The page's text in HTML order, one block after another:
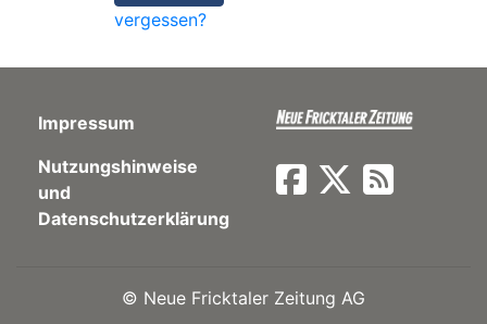
Paper
App
vergessen?
Impressum
Nutzungshinweise
und
Datenschutzerklärung
© Neue Fricktaler Zeitung AG